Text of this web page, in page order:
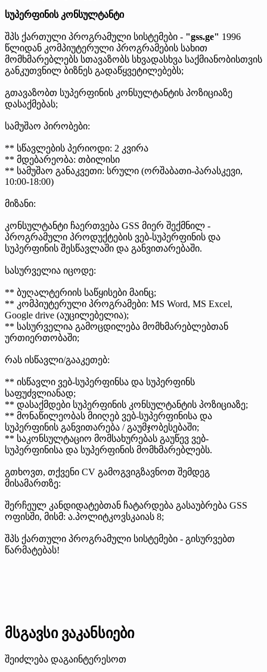
სუპერფინის კონსულტანტი
შპს ქართული პროგრამული სისტემები - "gss.ge" 1996
წლიდან კომპიუტერული პროგრამების სახით
მომხმარებლებს სთავაზობს სხვადასხვა საქმიანობისთვის
განკუთვნილ ბიზნეს გადაწყვეტილებებს;
გთავაზობთ სუპერფინის კონსულტანტის პოზიციაზე
დასაქმებას;
სამუშაო პირობები:
** სწავლების პერიოდი: 2 კვირა
** მდებარეობა: თბილისი
** სამუშაო განაკვეთი: სრული (ორშაბათი-პარასკევი,
10:00-18:00)
მიზანი:
კონსულტანტი ჩაერთვება GSS მიერ შექმნილ -
პროგრამული პროდუქტების ვებ-სუპერფინის და
სუპერფინის შესწავლაში და განვითარებაში.
სასურველია იცოდე:
** ბუღალტერიის საწყისები მაინც;
** კომპიუტერული პროგრამები: MS Word, MS Excel,
Google drive (აუცილებელია);
** სასურველია გამოცდილება მომხმარებლებთან
ურთიერთობაში;
რას ისწავლი/გააკეთებ:
** ისწავლი ვებ-სუპერფინსა და სუპერფინს
საფუძვლიანად;
** დასაქმდები სუპერფინის კონსულტანტის პოზიციაზე;
** მონაწილეობას მიიღებ ვებ-სუპერფინისა და
სუპერფინის განვითარება / გაუმჯობესებაში;
** საკონსულტაციო მომსახურებას გაუწევ ვებ-
სუპერფინისა და სუპერფინის მომხმარებლებს.
გთხოვთ, თქვენი CV გამოგვიგზავნოთ შემდეგ
მისამართზე:
შერჩეულ კანდიდატებთან ჩატარდება გასაუბრება GSS
ოფისში, მისმ: ა.პოლიტკოვსკაიას 8;
შპს ქართული პროგრამული სისტემები - გისურვებთ
წარმატებას!
მსგავსი ვაკანსიები
შეიძლება დაგაინტერესოთ